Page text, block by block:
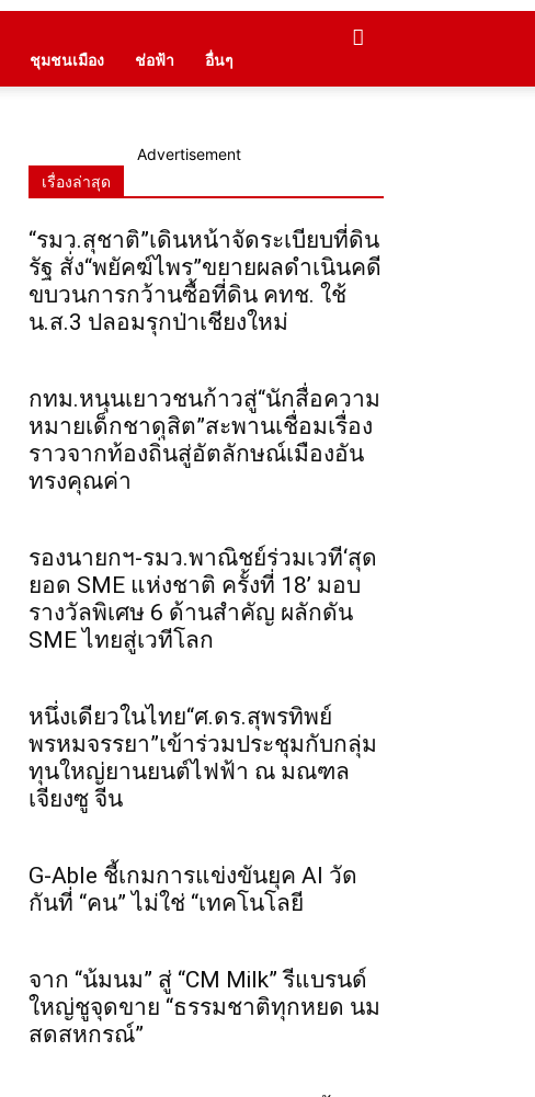
ชุมชนเมือง ช่อฟ้า อื่นๆ
Advertisement
เรื่องล่าสุด
“รมว.สุชาติ”เดินหน้าจัดระเบียบที่ดิน
รัฐ สั่ง“พยัคฆ์ไพร”ขยายผลดำเนินคดี
ขบวนการกว้านซื้อที่ดิน คทช. ใช้
น.ส.3 ปลอมรุกป่าเชียงใหม่
กทม.หนุนเยาวชนก้าวสู่“นักสื่อความ
หมายเด็กชาดุสิต”สะพานเชื่อมเรื่อง
ราวจากท้องถิ่นสู่อัตลักษณ์เมืองอัน
ทรงคุณค่า
รองนายกฯ-รมว.พาณิชย์ร่วมเวที‘สุด
ยอด SME แห่งชาติ ครั้งที่ 18’ มอบ
รางวัลพิเศษ 6 ด้านสำคัญ ผลักดัน
SME ไทยสู่เวทีโลก
หนึ่งเดียวในไทย“ศ.ดร.สุพรทิพย์
พรหมจรรยา”เข้าร่วมประชุมกับกลุ่ม
ทุนใหญ่ยานยนต์ไฟฟ้า ณ มณฑล
เจียงซู จีน
G-Able ชี้เกมการแข่งขันยุค AI วัด
กันที่ “คน” ไม่ใช่ “เทคโนโลยี
จาก “น้มนม” สู่ “CM Milk” รีแบรนด์
ใหญ่ชูจุดขาย “ธรรมชาติทุกหยด นม
สดสหกรณ์”